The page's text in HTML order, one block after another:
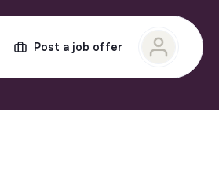
Post a job offer